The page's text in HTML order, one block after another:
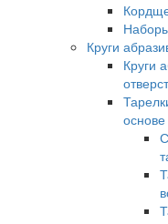
Круги
Круги
основе